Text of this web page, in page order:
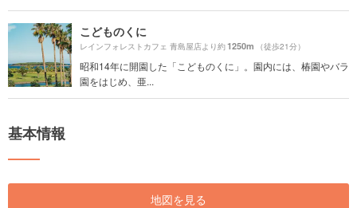
こどものくに
レインフォレストカフェ 青島屋店より約1250m （徒歩21分）
昭和14年に開園した「こどものくに」。園内には、椿園やバラ
園をはじめ、亜...
基本情報
地図を見る